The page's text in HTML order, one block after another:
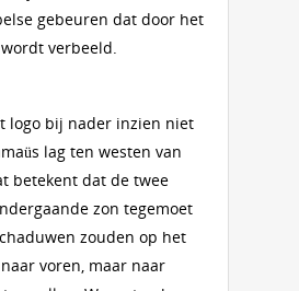
gebeuren dat door het
verbeeld.
logo bij nader inzien niet
lag ten westen van
betekent dat de twee
zon tegemoet
zouden op het
voren, maar naar